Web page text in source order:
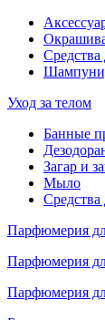
Средства
Уход за телом
Банные
Загар и
Мыло
Парфюмерия
Парфюмерия
Парфюмерия